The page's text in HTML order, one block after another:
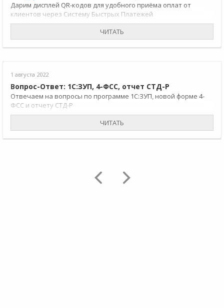
Дарим дисплей QR-кодов для удобного приёма оплат от
клиентов через Систему Быстрых Платежей
ЧИТАТЬ
1 августа 2022
Вопрос-Ответ: 1С:ЗУП, 4-ФСС, отчет СТД-Р
Отвечаем на вопросы по программе 1С:ЗУП, новой форме 4-
ФСС и отчету СТД-Р
ЧИТАТЬ